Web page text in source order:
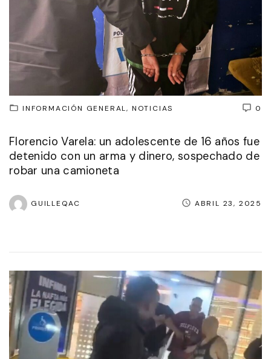
0
INFORMACIÓN GENERAL NOTICIAS
Florencio Varela: un adolescente de 16 años fue
detenido con un arma y dinero, sospechado de
robar una camioneta
GUILLEQAC ABRIL 23, 2025